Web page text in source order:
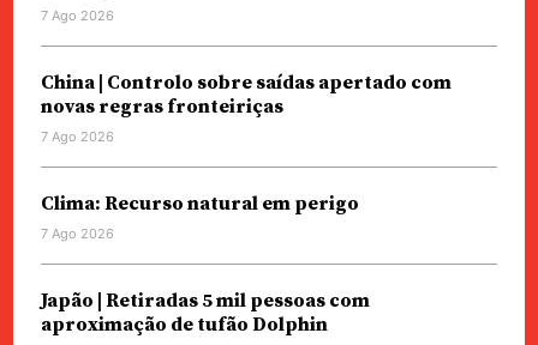
7 Ago 2026
China | Controlo sobre saídas apertado com
novas regras fronteiriças
7 Ago 2026
Clima: Recurso natural em perigo
7 Ago 2026
Japão | Retiradas 5 mil pessoas com
aproximação de tufão Dolphin